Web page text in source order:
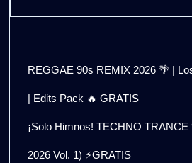
REGGAE 90s REMIX 2026 🌴 |
| Edits Pack 🔥 GRATIS
¡Solo Himnos! TECHNO
2026 Vol. 1) ⚡GRATIS